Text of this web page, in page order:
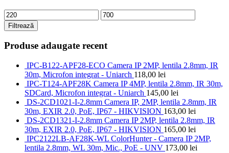
Filtrează
Produse adaugate recent
IPC-B122-APF28-ECO Camera IP 2MP, lentila 2.8mm, IR
30m, Microfon integrat - Uniarch 118,00 lei
IPC-T124-APF28K Camera IP 4MP, lentila 2.8mm, IR 30m,
SDCard, Microfon integrat - Uniarch 145,00 lei
DS-2CD1021-I-2.8mm Camera IP, 2MP, lentila 2.8mm, IR
30m, EXIR 2.0, PoE, IP67 - HIKVISION 163,00 lei
DS-2CD1321-I-2.8mm Camera IP 2MP, lentila 2.8mm, IR
30m, EXIR 2.0, PoE, IP67 - HIKVISION 165,00 lei
IPC2122LB-AF28K-WL ColorHunter - Camera IP 2MP,
lentila 2.8mm, WL 30m, Mic., PoE - UNV 173,00 lei